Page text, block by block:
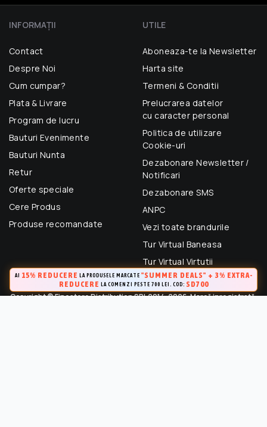
INFORMAŢII
Contact
Despre Noi
Cum cumpar?
Plata & Livrare
Program de lucru
Bauturi Evenimente
Bauturi Nunta
Retur
Oferte speciale
Cere Produs
Produse recomandate
UTILE
Aboneaza-te la Newsletter
Harta site
Termeni & Conditii
Prelucrarea datelor
cu caracter personal
Politica de utilizare
Cookie-uri
Dezabonare Newsletter /
Notificari
Dezabonare SMS
ANPC
Vezi toate brandurile
Tur Virtual Baneasa
Tur Virtual Virtutii
Copyright © Finestore Distribution SRL 2014-2026. Marcă inregistrată.
AI 15% REDUCERE LA PRODUSELE MARCATE "SUMMER DEALS" + 3% EXTRA-
REDUCERE LA COMENZI PESTE 700 LEI. COD: SD700